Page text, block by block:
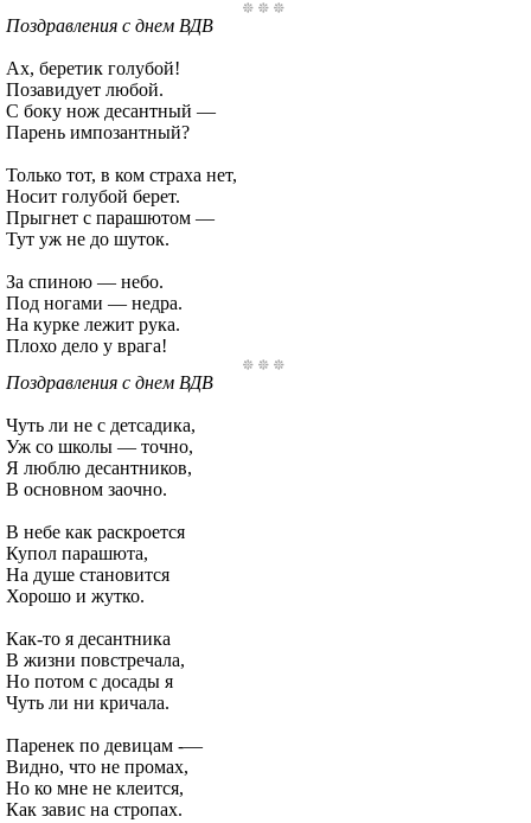
Поздравления с днем ВДВ
Ах, беретик голубой!
Позавидует любой.
С боку нож десантный —
Парень импозантный?
Только тот, в ком страха нет,
Носит голубой берет.
Прыгнет с парашютом —
Тут уж не до шуток.
За спиною — небо.
Под ногами — недра.
На курке лежит рука.
Плохо дело у врага!
Поздравления с днем ВДВ
Чуть ли не с детсадика,
Уж со школы — точно,
Я люблю десантников,
В основном заочно.
В небе как раскроется
Купол парашюта,
На душе становится
Хорошо и жутко.
Как-то я десантника
В жизни повстречала,
Но потом с досады я
Чуть ли ни кричала.
Паренек по девицам -—
Видно, что не промах,
Но ко мне не клеится,
Как завис на стропах.